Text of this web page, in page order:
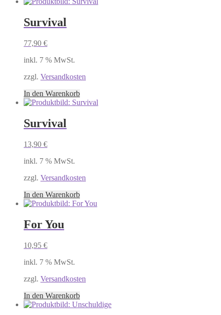
Survival
77,90 €
inkl. 7 % MwSt.
zzgl. Versandkosten
In den Warenkorb
Survival
13,90 €
inkl. 7 % MwSt.
zzgl. Versandkosten
In den Warenkorb
For You
10,95 €
inkl. 7 % MwSt.
zzgl. Versandkosten
In den Warenkorb